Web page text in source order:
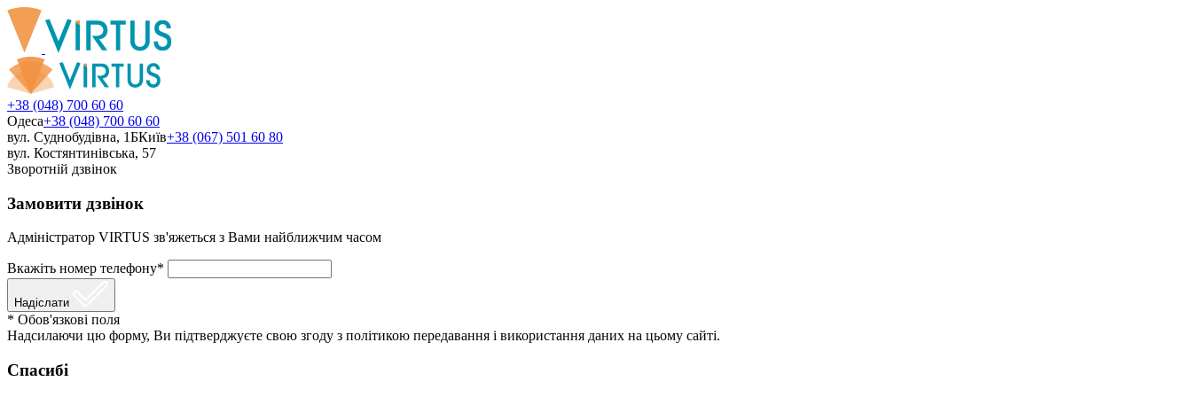
+38 (048) 700 60 60
Одеса+38 (048) 700 60 60
вул. Суднобудівна, 1БКиїв+38 (067) 501 60 80
вул. Костянтинівська, 57
Зворотній дзвінок
Замовити дзвінок
Адміністратор VIRTUS зв'яжеться з Вами найближчим часом
Вкажіть номер телефону*
Надіслати
* Обов'язкові поля
Надсилаючи цю форму, Ви підтверджуєте свою згоду з політикою передавання і використання даних на цьому сайті.
Спасибі